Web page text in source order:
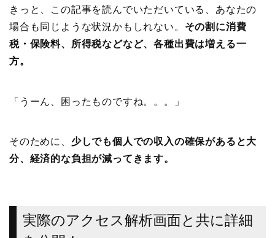
きっと、この記事を読んでいただいている、あなたの
場合も同じような状況かもしれない。 その割に消費
税・保険料、所得税などなど、各種出費は増える一
方。
「うーん、困ったものですね。。。」
そのために、 少しでも個人での収入の確保があると大
分、経済的な負担が減ってきます。
実際のアクセス解析画面と共に詳細